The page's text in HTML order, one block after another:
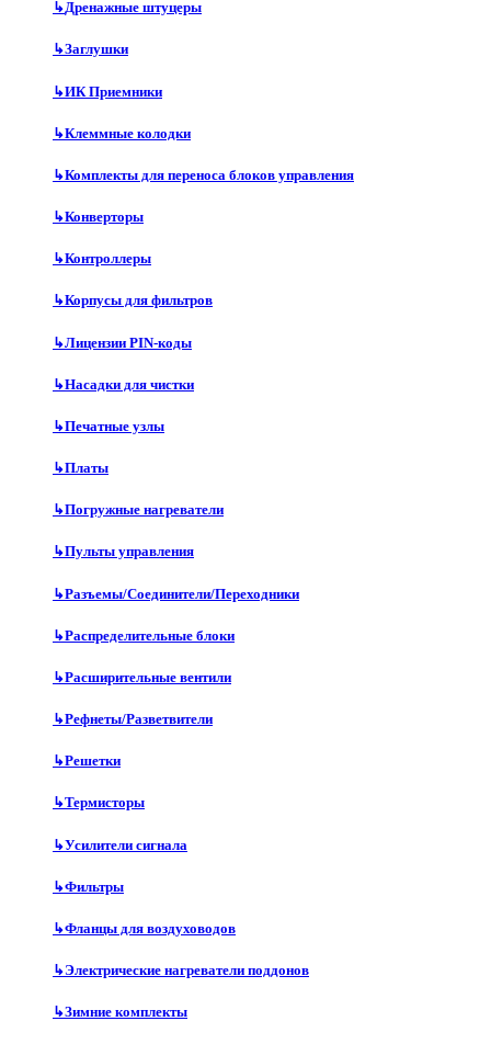
↳Дренажные штуцеры
↳Заглушки
↳ИК Приемники
↳Клеммные колодки
↳Комплекты для переноса блоков управления
↳Конверторы
↳Контроллеры
↳Корпусы для фильтров
↳Лицензии PIN-коды
↳Насадки для чистки
↳Печатные узлы
↳Платы
↳Погружные нагреватели
↳Пульты управления
↳Разъемы/Соединители/Переходники
↳Распределительные блоки
↳Расширительные вентили
↳Рефнеты/Разветвители
↳Решетки
↳Термисторы
↳Усилители сигнала
↳Фильтры
↳Фланцы для воздуховодов
↳Электрические нагреватели поддонов
↳Зимние комплекты